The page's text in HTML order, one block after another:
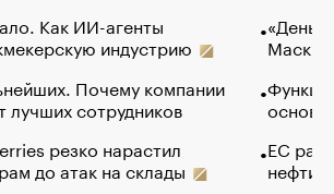
Как ИИ-агенты
индустрию
Почему компании
лучших сотрудников
резко нарастил
до атак на склады
Маск в
основ
ЕС
нефти